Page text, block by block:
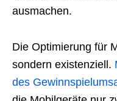
ausmachen.
Die Optimierung für
sondern existenziell.
des